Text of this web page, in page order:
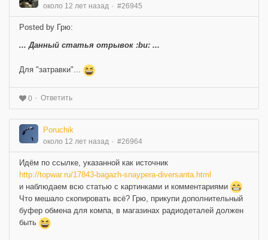
около 12 лет назад #26945
Posted by Грю:
... Данный статья отрывок :bu: ...
Для "затравки"...
0 Ответить
Poruchik
около 12 лет назад #26964
Идём по ссылке, указанной как источник
http://topwar.ru/17843-bagazh-snaypera-diversanta.html
и наблюдаем всю статью с картинками и комментариями
Что мешало скопировать всё? Грю, прикупи дополнительный
буфер обмена для компа, в магазинах радиодеталей должен
быть